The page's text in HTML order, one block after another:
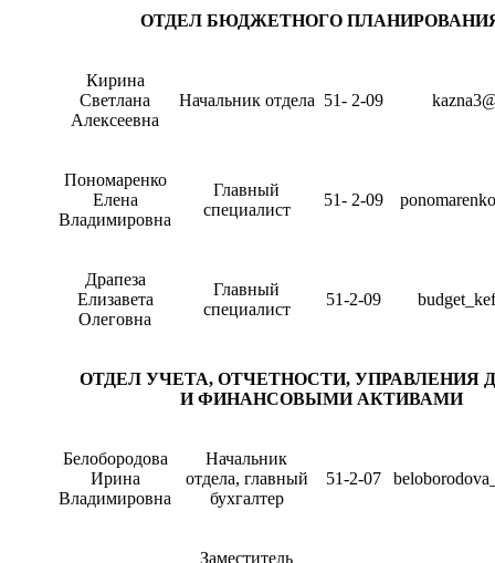
ОТДЕЛ БЮДЖЕТНОГО
Кирина
Светлана
Алексеевна
Начальник отдела 51- 2-09
Пономаренко
Елена
Владимировна
Главный
специалист
51- 2-09
Драпеза
Елизавета
Олеговна
Главный
специалист
51-2-09
ОТДЕЛ УЧЕТА, ОТЧЕТНОСТИ, УПРАВЛЕНИЯ
И ФИНАНСОВЫМИ АКТИВАМИ
Белобородова
Ирина
Владимировна
Начальник
отдела, главный
бухгалтер
51-2-07
Заместитель